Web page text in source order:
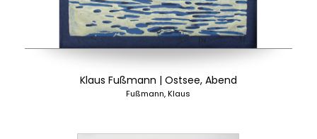
Klaus Fußmann | Ostsee, Abend
Fußmann, Klaus